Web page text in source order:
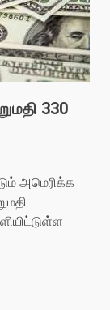
330
அமெரிக்க